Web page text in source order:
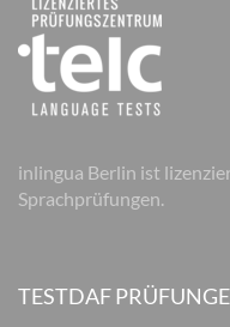
inlingua Berlin ist
Sprachprüfungen.
TESTDAF